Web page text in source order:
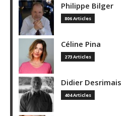
Philippe Bilger
806 Articles
Céline Pina
273 Articles
Didier Desrimais
404 Articles